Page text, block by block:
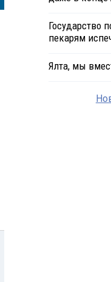
Государство
пекарям
Ялта, мы